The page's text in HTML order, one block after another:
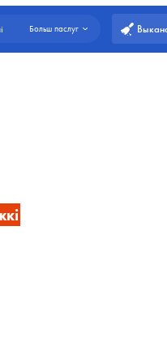
Больш паслуг